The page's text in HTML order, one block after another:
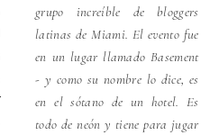
grupo increíble de bloggers
latinas de Miami. El evento fue
en un lugar llamado Basement
- y como su nombre lo dice, es
en el sótano de un hotel. Es
todo de neón y tiene para jugar